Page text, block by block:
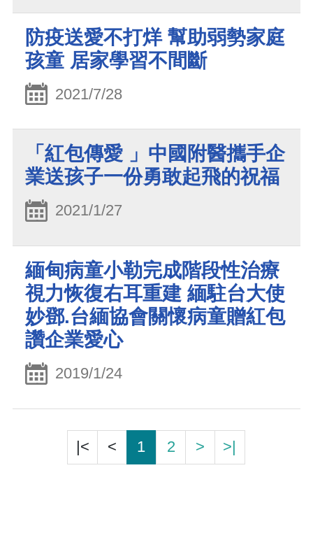
防疫送愛不打烊 幫助弱勢家庭
孩童 居家學習不間斷
2021/7/28
「紅包傳愛 」中國附醫攜手企
業送孩子一份勇敢起飛的祝福
2021/1/27
緬甸病童小勒完成階段性治療
視力恢復右耳重建 緬駐台大使
妙鄧.台緬協會關懷病童贈紅包
讚企業愛心
2019/1/24
|< < 1 2 > >|